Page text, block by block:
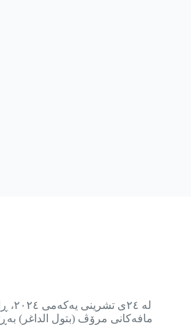
لە
مافەکانی مرۆڤ (بتول الداغر)